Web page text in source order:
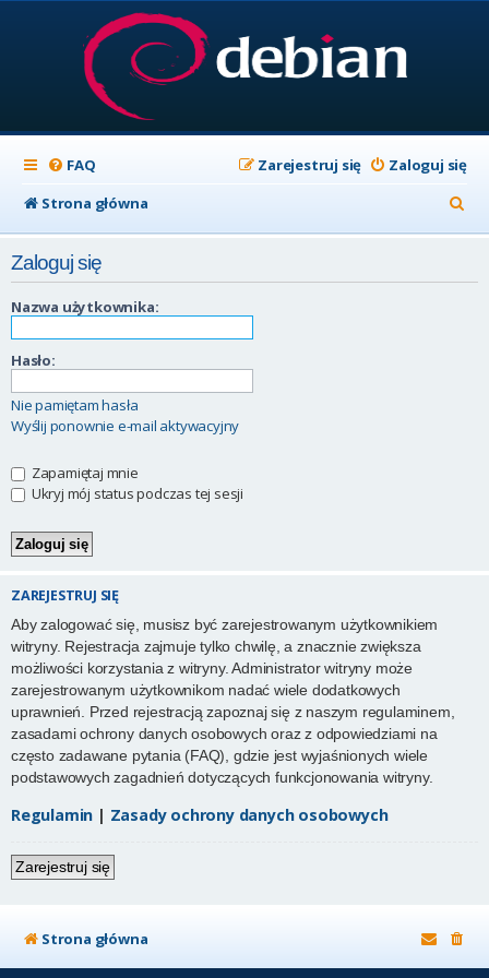
FAQ Zaloguj się
Zarejestruj się
Strona główna
z
Zaloguj się
Nazwa użytkownika:
Hasło:
Nie pamiętam hasła
Wyślij ponownie e-mail aktywacyjny
Zapamiętaj mnie
Ukryj mój status podczas tej sesji
ZAREJESTRUJ SIĘ
Aby zalogować się, musisz być zarejestrowanym użytkownikiem
witryny. Rejestracja zajmuje tylko chwilę, a znacznie zwiększa
możliwości korzystania z witryny. Administrator witryny może
zarejestrowanym użytkownikom nadać wiele dodatkowych
uprawnień. Przed rejestracją zapoznaj się z naszym regulaminem,
zasadami ochrony danych osobowych oraz z odpowiedziami na
często zadawane pytania (FAQ), gdzie jest wyjaśnionych wiele
podstawowych zagadnień dotyczących funkcjonowania witryny.
Regulamin | Zasady ochrony danych osobowych
Zarejestruj się
Strona główna